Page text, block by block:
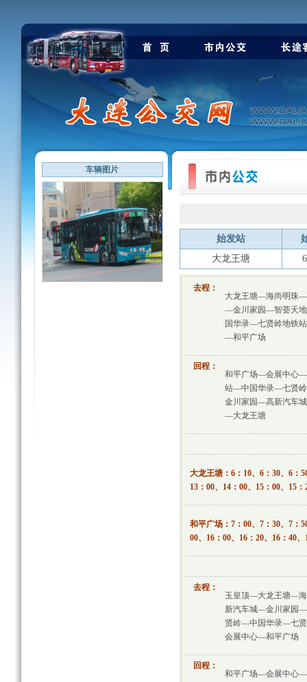
车辆图片
始发站
大龙王塘
去程：
大龙王塘—海尚明珠
—金川家园—智荟天
国华录—七贤岭地铁
—和平广场
回程：
和平广场—会展中心
站—中国华录—七贤
金川家园—高新汽车
—大龙王塘
大龙王塘：6：10、6：30、6：
13：00、14：00、15：00、15
和平广场：7：00、7：30、7：
00、16：00、16：20、16：40
去程：
玉皇顶—大龙王塘—
新汽车城—金川家园
贤岭—中国华录—七
会展中心—和平广场
回程：
和平广场—会展中心